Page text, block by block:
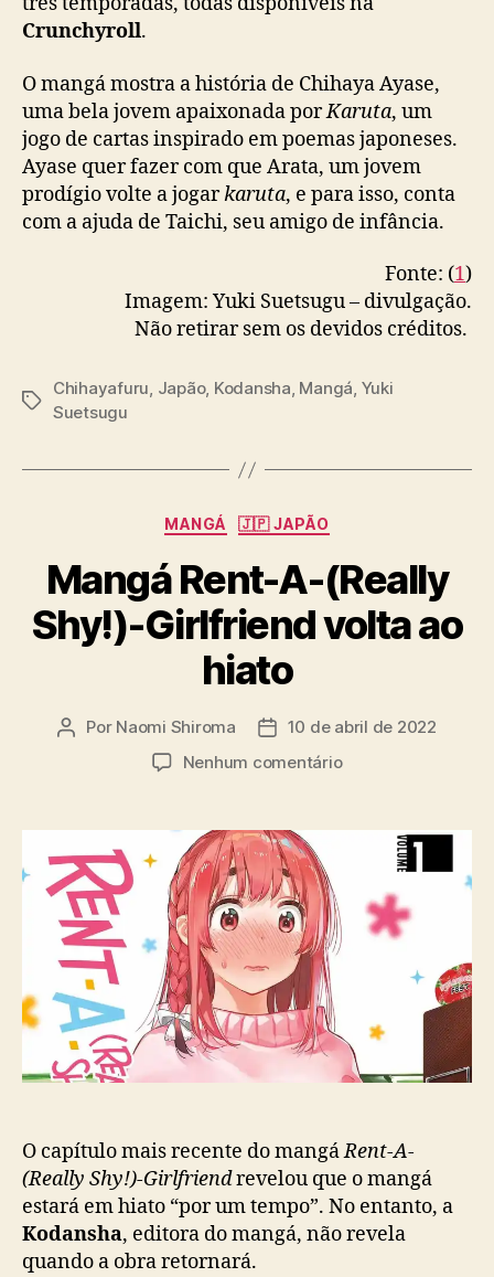
r
v
o
l
m
e
5
Crunchyroll.
O mangá mostra a história de Chihaya Ayase,
uma bela jovem apaixonada porKaruta, um
jogo de cartas inspirado em poemas japoneses.
Ayase quer fazer com que Arata, um jovem
prodígio volte a jogarkaruta, e para isso, conta
com a ajuda de Taichi, seu amigo de infância.
Fonte: (1)
Imagem: Yuki Suetsugu – divulgação.
Não retirar sem os devidos créditos.
T
s
Chihayafuru, Japão, Kodansha, Mangá, Yuki
Suetsugu
C
t
e
g
o
r
i
MANGÁ 🇯🇵 JAPÃO
Mangá Rent-A-(Really
Shy!)-Girlfriend volta ao
hiato
A
r
o
p
o
s
t
Por Naomi Shiroma
D
d
e
p
u
b
i
c
a
ç
10 de abril de 2022
Nenhum comentárioe
a
R
A
-
e
a
l
y
O capítulo mais recente do mangáRent-A-
(Really Shy!)-Girlfriendrevelou que o mangá
estará em hiato “por um tempo”. No entanto, a
Kodansha, editora do mangá, não revela
quando a obra retornará.